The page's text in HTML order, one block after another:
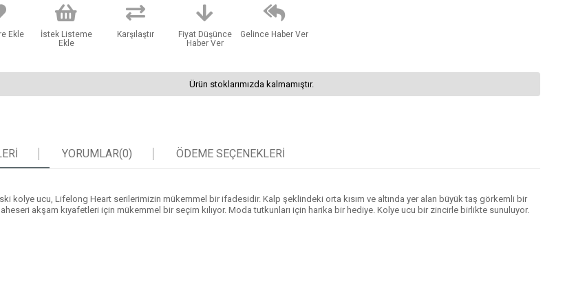
Ekle
İstek Listeme
Ekle
Karşılaştır
Fiyat Düşünce
Haber Ver
Gelince Haber Ver
Ürün stoklarımızda kalmamıştır.
YORUMLAR(0) ÖDEME SEÇENEKLERI
kolye ucu, Lifelong Heart serilerimizin mükemmel bir ifadesidir. Kalp şeklindeki orta kısım ve altında yer alan büyük taş görkemli bir
akşam kıyafetleri için mükemmel bir seçim kılıyor. Moda tutkunları için harika bir hediye. Kolye ucu bir zincirle birlikte sunuluyor.